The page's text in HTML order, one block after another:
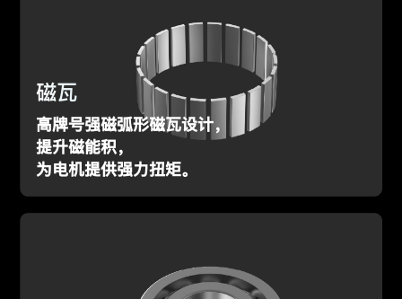
磁瓦
高牌号强磁弧形磁瓦设计，
提升磁能积，
为电机提供强力扭矩。